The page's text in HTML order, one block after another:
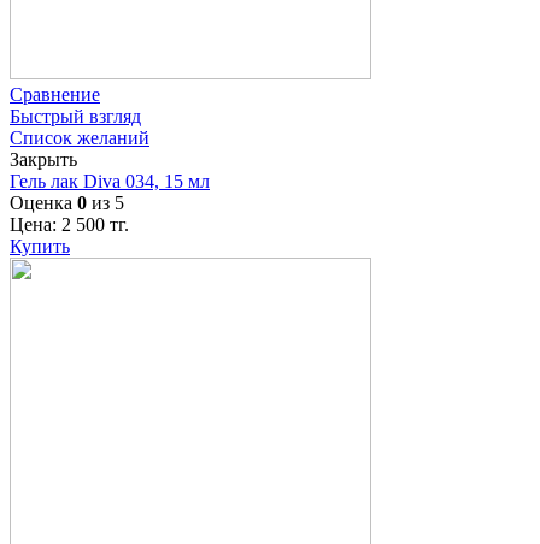
Сравнение
Быстрый взгляд
Список желаний
Закрыть
Гель лак Diva 034, 15 мл
Оценка 0 из 5
Цена: 2 500 тг.
Купить